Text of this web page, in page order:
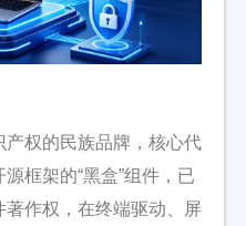
权的民族品牌，核心代
框架的“黑盒”组件，已
作权，在终端驱动、屏